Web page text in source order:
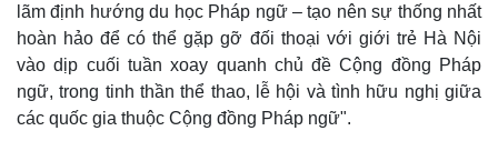
lãm định hướng du học Pháp ngữ – tạo nên sự thống nhất
hoàn hảo để có thể gặp gỡ đối thoại với giới trẻ Hà Nội
vào dịp cuối tuần xoay quanh chủ đề Cộng đồng Pháp
ngữ, trong tinh thần thể thao, lễ hội và tình hữu nghị giữa
các quốc gia thuộc Cộng đồng Pháp ngữ".